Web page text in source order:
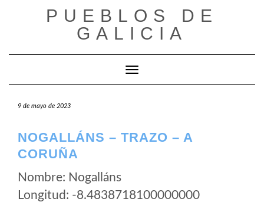
PUEBLOS DE
GALICIA
Cambiar modo de navegación
9 de mayo de 2023
NOGALLÁNS – TRAZO – A
CORUÑA
Nombre: Nogalláns
Longitud: -8.4838718100000000